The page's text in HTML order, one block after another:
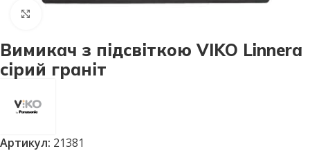
Вимикач з підсвіткою VIKO Linnera
сірий граніт
Артикул: 21381